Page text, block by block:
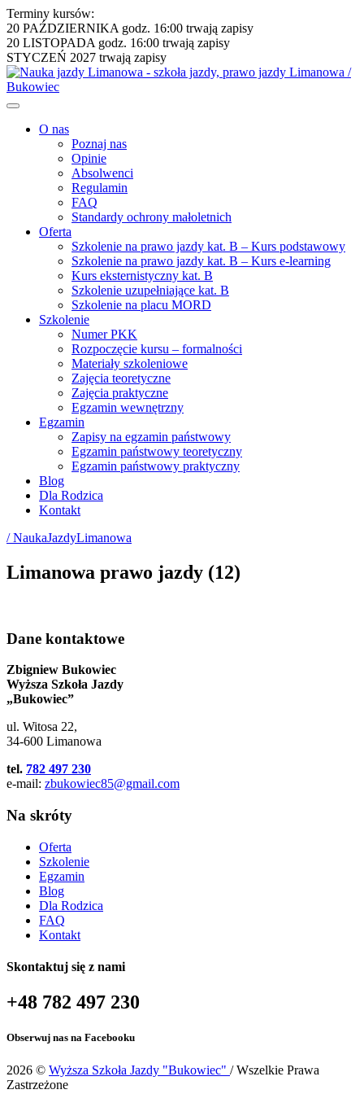
Terminy kursów:
20 PAŹDZIERNIKA godz. 16:00 trwają zapisy
20 LISTOPADA godz. 16:00 trwają zapisy
STYCZEŃ 2027 trwają zapisy
O nas
Poznaj nas
Opinie
Absolwenci
Regulamin
FAQ
Standardy ochrony małoletnich
Oferta
Szkolenie na prawo jazdy kat. B – Kurs podstawowy
Szkolenie na prawo jazdy kat. B – Kurs e-learning
Kurs eksternistyczny kat. B
Szkolenie uzupełniające kat. B
Szkolenie na placu MORD
Szkolenie
Numer PKK
Rozpoczęcie kursu – formalności
Materiały szkoleniowe
Zajęcia teoretyczne
Zajęcia praktyczne
Egzamin wewnętrzny
Egzamin
Zapisy na egzamin państwowy
Egzamin państwowy teoretyczny
Egzamin państwowy praktyczny
Blog
Dla Rodzica
Kontakt
/ NaukaJazdyLimanowa
Limanowa prawo jazdy (12)
Dane kontaktowe
Zbigniew Bukowiec
Wyższa Szkoła Jazdy
„Bukowiec”
ul. Witosa 22,
34-600 Limanowa
tel. 782 497 230
e-mail: zbukowiec85@gmail.com
Na skróty
Oferta
Szkolenie
Egzamin
Blog
Dla Rodzica
FAQ
Kontakt
Skontaktuj się z nami
+48 782 497 230
Obserwuj nas na Facebooku
2026 © Wyższa Szkoła Jazdy "Bukowiec" / Wszelkie Prawa
Zastrzeżone